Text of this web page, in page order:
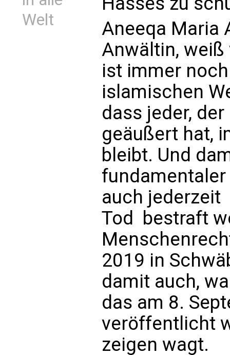
Welt
Aneeqa Maria
Anwältin, weiß
ist immer
islamischen
dass jeder,
geäußert hat,
bleibt. Und
auch jederzeit
Tod  bestraft
2019 in
damit auch,
das am 8.
veröffentlicht
zeigen wagt.